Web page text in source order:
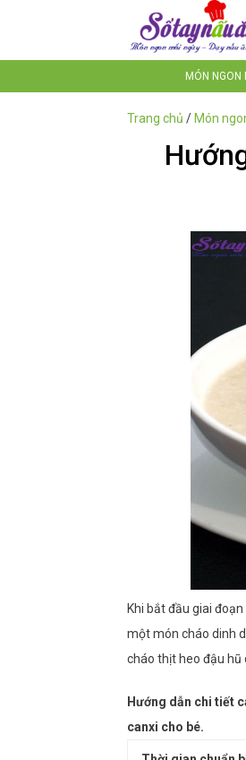
MÓN NGON
Trang chủ / Món
Khi bắt đầu giai
một món cháo dinh
cháo thịt heo đậu hũ
Hướng dẫn chi tiết
canxi cho bé.